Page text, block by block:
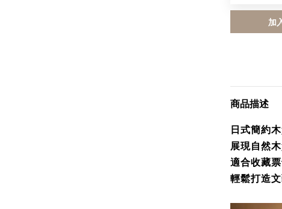
加
商品描述
日式簡約
展現自然
適合收藏
輕鬆打造